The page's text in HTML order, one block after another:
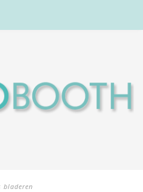
bladeren